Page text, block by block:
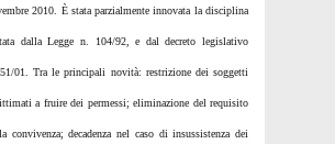
2010. È stata parzialmente innovata la disciplina
dalla Legge n. 104/92, e dal decreto legislativo
01. Tra le principali novità: restrizione dei soggetti
a fruire dei permessi; eliminazione del requisito
convivenza; decadenza nel caso di insussistenza dei